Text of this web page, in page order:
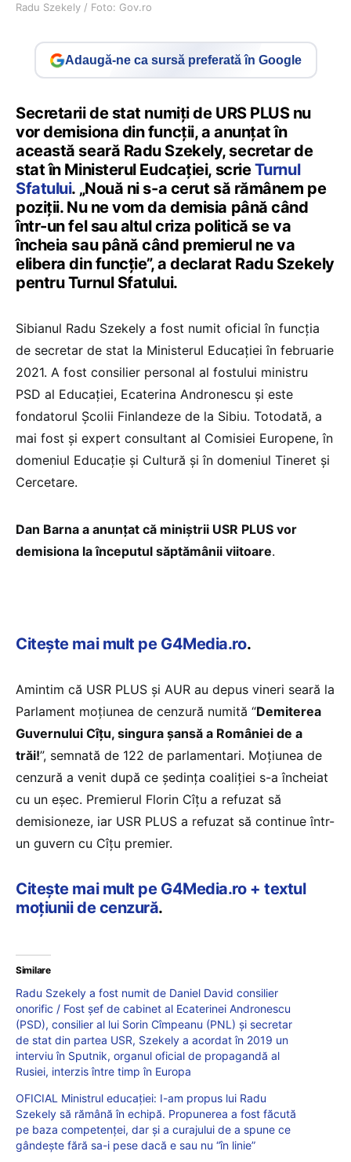
Radu Szekely / Foto: Gov.ro
Adaugă-ne ca sursă preferată în Google
Secretarii de stat numiți de URS PLUS nu
vor demisiona din funcții, a anunțat în
această seară Radu Szekely, secretar de
stat în Ministerul Eudcației, scrieTurnul
Sfatului. „Nouă ni s-a cerut să rămânem pe
poziții. Nu ne vom da demisia până când
într-un fel sau altul criza politică se va
încheia sau până când premierul ne va
elibera din funcție”, a declarat Radu Szekely
pentru Turnul Sfatului.
Sibianul Radu Szekely a fost numit oficial în funcția
de secretar de stat la Ministerul Educației în februarie
2021. A fost consilier personal al fostului ministru
PSD al Educației, Ecaterina Andronescu și este
fondatorul Școlii Finlandeze de la Sibiu. Totodată, a
mai fost și expert consultant al Comisiei Europene, în
domeniul Educație și Cultură și în domeniul Tineret și
Cercetare.
Dan Barna a anunțat că miniștrii USR PLUS vor
demisiona la începutul săptămânii viitoare.
Citește mai mult pe G4Media.ro.
Amintim că USR PLUS și AUR au depus vineri seară la
Parlament moțiunea de cenzură numită “Demiterea
Guvernului Cîțu, singura șansă a României de a
trăi!”, semnată de 122 de parlamentari. Moțiunea de
cenzură a venit după ce ședința coaliției s-a încheiat
cu un eșec. Premierul Florin Cîțu a refuzat să
demisioneze, iar USR PLUS a refuzat să continue într-
un guvern cu Cîțu premier.
Citește mai mult pe G4Media.ro + textul
moțiunii de cenzură.
Similare
Radu Szekely a fost numit de Daniel David consilier
onorific / Fost șef de cabinet al Ecaterinei Andronescu
(PSD), consilier al lui Sorin Cîmpeanu (PNL) și secretar
de stat din partea USR, Szekely a acordat în 2019 un
interviu în Sputnik, organul oficial de propagandă al
Rusiei, interzis între timp în Europa
OFICIAL Ministrul educației: I-am propus lui Radu
Szekely să rămână în echipă. Propunerea a fost făcută
pe baza competenței, dar și a curajului de a spune ce
gândește fără sa-i pese dacă e sau nu “în linie”